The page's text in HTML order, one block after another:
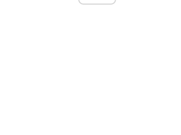
เพลง ค่านิยมหลักคนไทย 12 ประการ